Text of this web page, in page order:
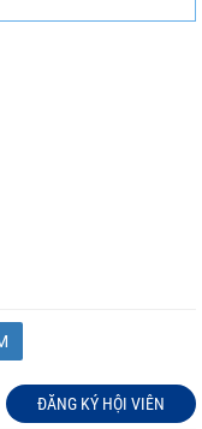
ĐĂNG KÝ HỘI VIÊN